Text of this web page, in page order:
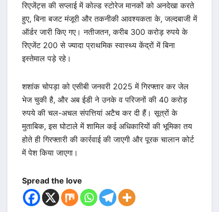
रिएजेंट्स की सप्लाई में कोल्ड स्टोरेज मानकों को अनदेखा करते
हुए, बिना बजट मंजूरी और तकनीकी आवश्यकता के, जल्दबाजी में
ऑर्डर जारी किए गए। नतीजतन, करीब 300 करोड़ रुपये के
रिएजेंट 200 से ज्यादा प्राथमिक स्वास्थ्य केंद्रों में बिना
इस्तेमाल पड़े रहे।
शशांक चोपड़ा को एसीबी जनवरी 2025 में गिरफ्तार कर जेल
भेज चुकी है, और अब ईडी ने उनके व परिजनों की 40 करोड़
रुपये की चल-अचल संपत्तियां अटैच कर दी हैं। सूत्रों के
मुताबिक, इस घोटाले में शामिल कई अधिकारियों की भूमिका तय
होते ही गिरफ्तारी की कार्रवाई की जाएगी और पूरक चालान कोर्ट
में पेश किया जाएगा।
Spread the love